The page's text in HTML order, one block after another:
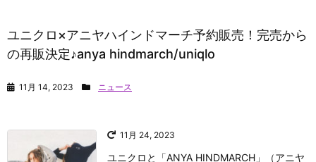
ユニクロ×アニヤハインドマーチ予約販売！完売から
の再販決定♪anya hindmarch/uniqlo
11月 14, 2023 ニュース
11月 24, 2023
ユニクロと「ANYA HINDMARCH」（アニヤ